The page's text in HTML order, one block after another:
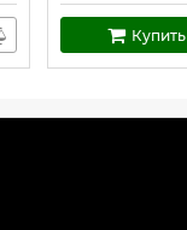
Купить